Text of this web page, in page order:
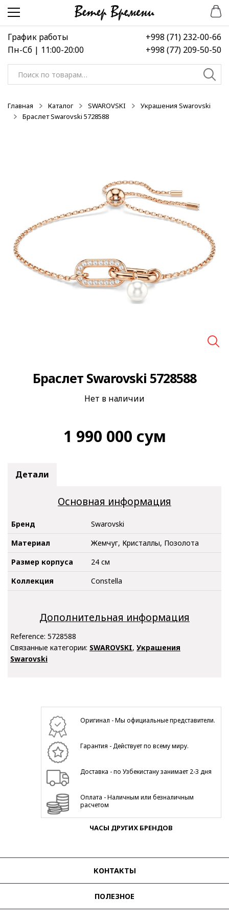
Перейти
навигации
Перейти
содержимому
График работы
Пн-Сб | 11:00-20:00
+998 (71) 232-00-66
+998 (77) 209-50-50
Искать:
Главная Каталог SWAROVSKI
Украшения Swarovski
Браслет Swarovski 5728588
Браслет Swarovski 5728588
Нет в наличии
1 990 000 сум
Детали
Основная информация
Бренд
Swarovski
Материал
Жемчуг, Кристаллы, Позолота
Размер корпуса
24 см
Коллекция
Constella
Дополнительная информация
Reference: 5728588
Связанные категории: SWAROVSKI, Украшения
Swarovski
Оригинал - Мы официальные представители.
Гарантия - Действует по всему миру.
Доставка - по Узбекистану занимает 2-3 дня
Оплата - Наличным или безналичным
расчетом
ЧАСЫ ДРУГИХ БРЕНДОВ
КОНТАКТЫ
ПОЛЕЗНОЕ